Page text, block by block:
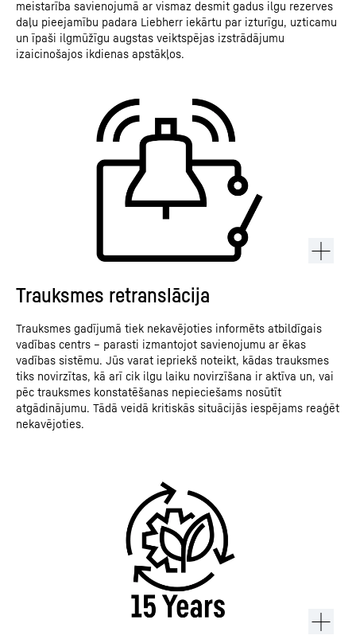
meistarība savienojumā ar vismaz desmit gadus ilgu rezerves
daļu pieejamību padara Liebherr iekārtu par izturīgu, uzticamu
un īpaši ilgmūžīgu augstas veiktspējas izstrādājumu
izaicinošajos ikdienas apstākļos.
Trauksmes retranslācija
Trauksmes gadījumā tiek nekavējoties informēts atbildīgais
vadības centrs – parasti izmantojot savienojumu ar ēkas
vadības sistēmu. Jūs varat iepriekš noteikt, kādas trauksmes
tiks novirzītas, kā arī cik ilgu laiku novirzīšana ir aktīva un, vai
pēc trauksmes konstatēšanas nepieciešams nosūtīt
atgādinājumu. Tādā veidā kritiskās situācijās iespējams reaģēt
nekavējoties.